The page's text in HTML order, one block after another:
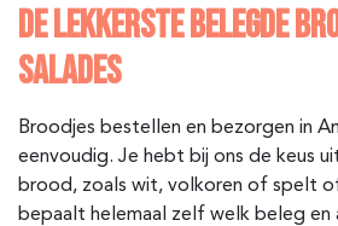
DE LEKKERSTE BELEGDE
SALADES
Broodjes bestellen en bezorgen in
eenvoudig. Je hebt bij ons de keus
brood, zoals wit, volkoren of spelt
bepaalt helemaal zelf welk beleg en